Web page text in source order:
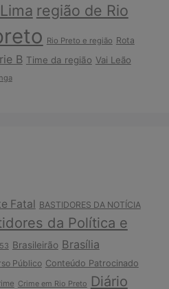
região de Rio
Rio Preto e região Rota
B Time da região Vai Leão
Fatal BASTIDORES DA NOTÍCIA
da Política e
Brasileirão Brasília
Público Conteúdo Patrocinado
Crime em Rio Preto Diário